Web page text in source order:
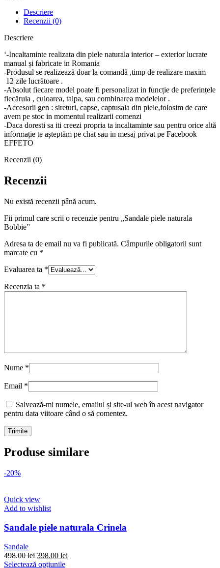
Descriere
Recenzii (0)
Descriere
‘-Incaltaminte realizata din piele naturala interior – exterior lucrate
manual și fabricate in Romania
-Produsul se realizează doar la comandă ,timp de realizare maxim
12 zile lucrătoare .
-Absolut fiecare model poate fi personalizat in funcție de preferințele
fiecăruia , culoarea, talpa, sau combinarea modelelor .
-Accesorii gen : sireturi, capse, captusala din piele,folosim de care
avem pe stoc in momentul realizarii comenzi
-Daca doresti sa iti creezi propria ta incaltaminte sau pentru orice altă
informație te așteptăm pe chat sau in mesaj privat pe Facebook
EFFETO
Recenzii (0)
Recenzii
Nu există recenzii până acum.
Fii primul care scrii o recenzie pentru „Sandale piele naturala
Bobbie”
Adresa ta de email nu va fi publicată. Câmpurile obligatorii sunt
marcate cu *
Evaluarea ta *
Recenzia ta *
Nume *
Email *
Salvează-mi numele, emailul și site-ul web în acest navigator
pentru data viitoare când o să comentez.
Produse similare
-20%
Quick view
Add to wishlist
Sandale piele naturala Crinela
Sandale
498.00lei Prețul
inițial
398.00 lei
Selectează opțiunileAcest